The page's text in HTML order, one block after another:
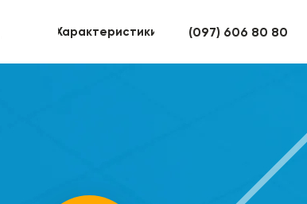
Характеристики (097) 606 80 80